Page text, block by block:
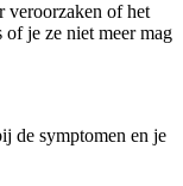
veroorzaken of het
of je ze niet meer mag
de symptomen en je